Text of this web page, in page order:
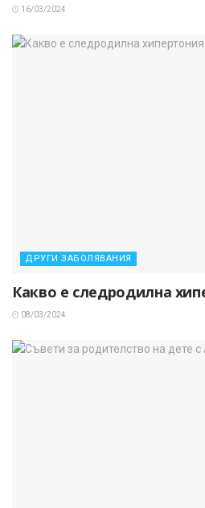
16/03/2024
ДРУГИ ЗАБОЛЯВАНИЯ
Какво е следродилна
08/03/2024